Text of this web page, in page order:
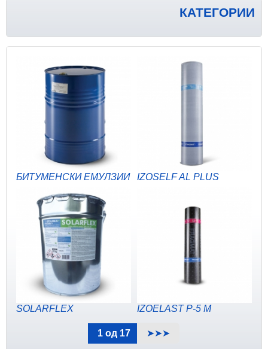
КАТЕГОРИИ
БИТУМЕНСКИ ЕМУЛЗИИ IZOSELF AL PLUS
SOLARFLEX IZOELAST P-5 M
1 од 17 ➤➤➤